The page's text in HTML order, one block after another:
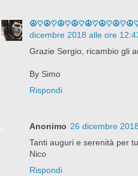
dicembre 2018 alle ore
Grazie Sergio, ricambio gli
By Simo
Rispondi
Anonimo 26 dicembre
Tanti auguri e serenità per
Nico
Rispondi